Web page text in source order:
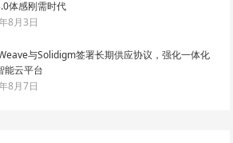
体感刚需时代
8月3日
与Solidigm签署长期供应协议，强化一体化
能云平台
8月7日